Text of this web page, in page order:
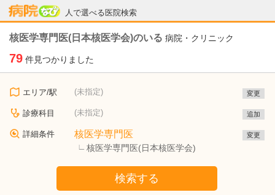
人で選べる医院検索
病院なび
核医学専門医(日本核医学会)のいる 病院・クリニック
79 件見つかりました
エリア/駅 (未指定) 変更
診療科目 (未指定) 追加
詳細条件 核医学専門医
核医学専門医(日本核医学会)
変更
検索する